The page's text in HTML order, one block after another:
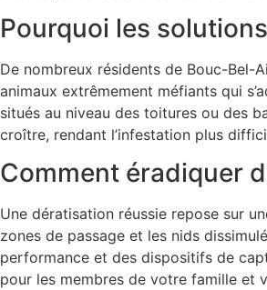
Pourquoi les
De nombreux résidents de Bouc-Bel-
animaux extrêmement méfiants qui
situés au niveau des toitures ou des
croître, rendant l’infestation plus
Comment éradiquer
Une dératisation réussie repose sur
zones de passage et les nids
performance et des dispositifs de
pour les membres de votre famille et